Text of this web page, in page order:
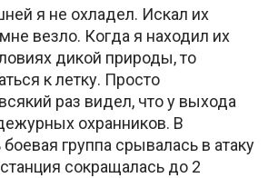
я не охладел. Искал их
везло. Когда я находил их
дикой природы, то
к летку. Просто
раз видел, что у выхода
охранников. В
группа срывалась в атаку
сокращалась до 2